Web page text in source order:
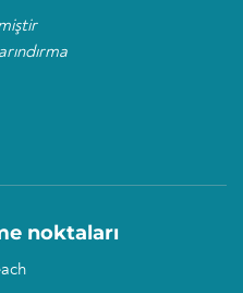
noktaları